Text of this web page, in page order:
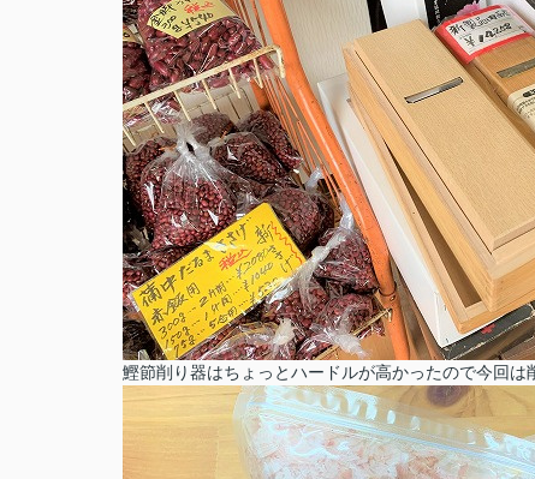
鰹節削り器はちょっとハードルが高かったので今回